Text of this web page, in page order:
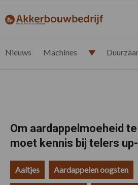
de
de
de
de
akkerbouwbedrijf.nl
Nieuws Machines
Om aardappelmoeheid
moet kennis bij telers
Aaltjes Aardappelen oogsten